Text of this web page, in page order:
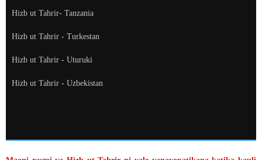
Hizb ut Tahrir- Tanzania
Hizb ut Tahrir - Turkestan
Hizb ut Tahrir - Uturuki
Hizb ut Tahrir - Uzbekistan